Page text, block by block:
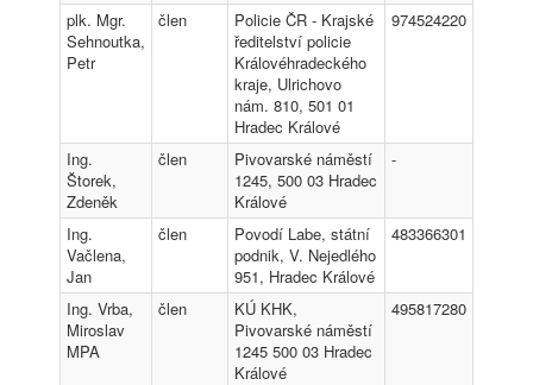
plk. Mgr.
Sehnoutka,
Petr
člen
Policie ČR - Krajské
ředitelství policie
Královéhradeckého
kraje, Ulrichovo
nám. 810, 501 01
Hradec Králové
974524220
Ing.
Štorek,
Zdeněk
člen
Pivovarské náměstí
1245, 500 03 Hradec
Králové
-
Ing.
Vačlena,
Jan
člen
Povodí Labe, státní
podnik, V. Nejedlého
951, Hradec Králové
483366301
Ing. Vrba,
Miroslav
MPA
člen
KÚ KHK,
Pivovarské náměstí
1245 500 03 Hradec
Králové
495817280